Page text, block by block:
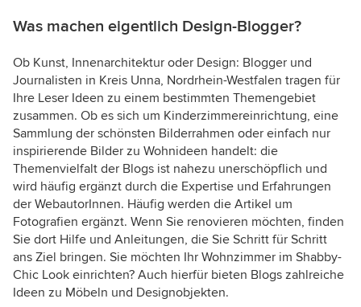
Was machen eigentlich Design-Blogger?
Ob Kunst, Innenarchitektur oder Design: Blogger und
Journalisten in Kreis Unna, Nordrhein-Westfalen tragen für
Ihre Leser Ideen zu einem bestimmten Themengebiet
zusammen. Ob es sich um Kinderzimmereinrichtung, eine
Sammlung der schönsten Bilderrahmen oder einfach nur
inspirierende Bilder zu Wohnideen handelt: die
Themenvielfalt der Blogs ist nahezu unerschöpflich und
wird häufig ergänzt durch die Expertise und Erfahrungen
der WebautorInnen. Häufig werden die Artikel um
Fotografien ergänzt. Wenn Sie renovieren möchten, finden
Sie dort Hilfe und Anleitungen, die Sie Schritt für Schritt
ans Ziel bringen. Sie möchten Ihr Wohnzimmer im Shabby-
Chic Look einrichten? Auch hierfür bieten Blogs zahlreiche
Ideen zu Möbeln und Designobjekten.